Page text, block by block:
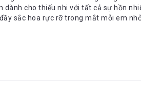
dành cho thiếu nhi với tất cả sự hồn
sắc hoa rực rỡ trong mắt mỗi em
ra một thế giới trong mơ nhiệm màu
xuống những thiên thạch đẹp mắt hay
vật Tò He có nói rằng: “Mơ hay
giới thực, nhưng chúng vẫn luôn mơ